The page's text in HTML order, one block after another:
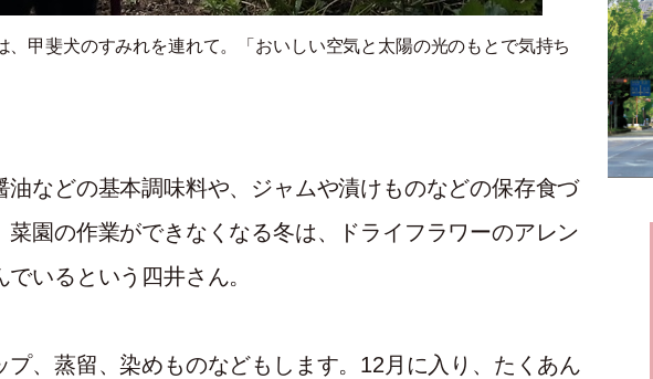
、甲斐犬のすみれを連れて。「おいしい空気と太陽の光のもとで気持ち
油などの基本調味料や、ジャムや漬けものなどの保存食づ
菜園の作業ができなくなる冬は、ドライフラワーのアレン
いるという四井さん。
プ、蒸留、染めものなどもします。12月に入り、たくあん